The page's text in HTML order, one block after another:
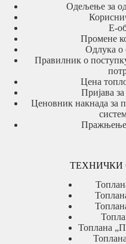
Одељење за
Е-
Промене
Одлука о
Правилник о
Цена
Пријава
Ценовник накнада за
Пражњење
ТЕХНИЧКИ
Топлана